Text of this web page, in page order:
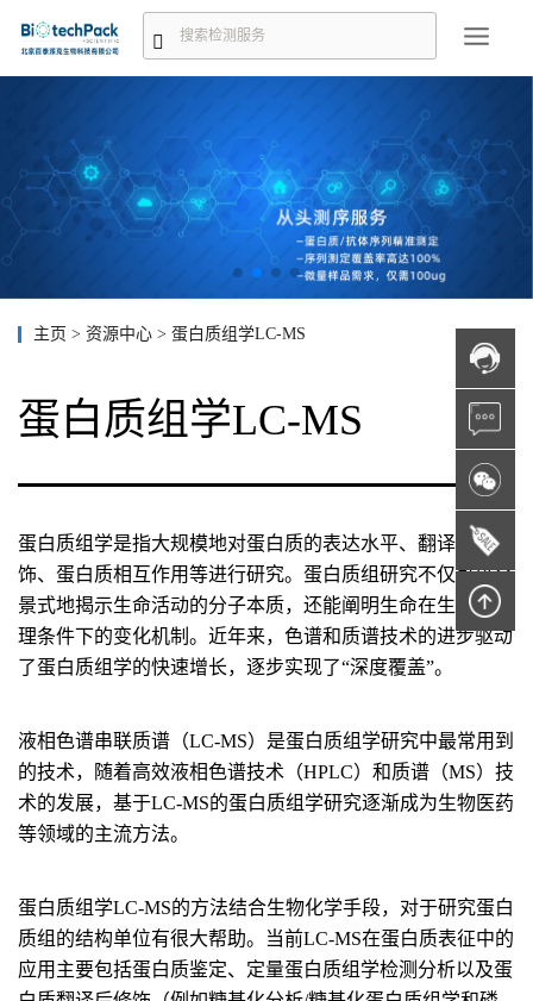
主页 > 资源中心 > 蛋白质组学LC-MS
蛋白质组学LC-MS
蛋白质组学是指大规模地对蛋白质的表达水平、翻译后修
饰、蛋白质相互作用等进行研究。蛋白质组研究不仅可以全
景式地揭示生命活动的分子本质，还能阐明生命在生理或病
理条件下的变化机制。近年来，色谱和质谱技术的进步驱动
了蛋白质组学的快速增长，逐步实现了“深度覆盖”。
液相色谱串联质谱（LC-MS）是蛋白质组学研究中最常用到
的技术，随着高效液相色谱技术（HPLC）和质谱（MS）技
术的发展，基于LC-MS的蛋白质组学研究逐渐成为生物医药
等领域的主流方法。
蛋白质组学LC-MS的方法结合生物化学手段，对于研究蛋白
质组的结构单位有很大帮助。当前LC-MS在蛋白质表征中的
应用主要包括蛋白质鉴定、定量蛋白质组学检测分析以及蛋